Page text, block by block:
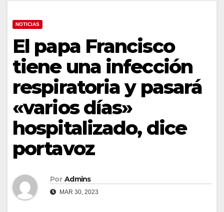
NOTICIAS
El papa Francisco
tiene una infección
respiratoria y pasará
«varios días»
hospitalizado, dice
portavoz
Por Admins
MAR 30, 2023